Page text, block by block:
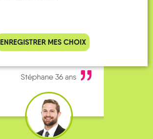
complet alors j’ai testé Rezo
Pouce. Comme ça marche
Stéphane 36 ans
ENREGISTRER MES CHOIX